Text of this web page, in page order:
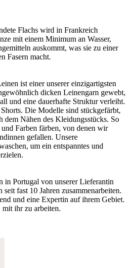
Flachs wird in Frankreich
mit einem Minimum an Wasser,
auskommt, was sie zu einer
Fasern macht.
ist einer unserer einzigartigsten
dicken Leinengarn gewebt,
und eine dauerhafte Struktur verleiht.
Die Modelle sind stückgefärbt,
dem Nähen des Kleidungsstücks. So
Farben färben, von denen wir
gefallen. Unsere
um ein entspanntes und
in Portugal von unserer Lieferantin
fast 10 Jahren zusammenarbeiten.
und eine Expertin auf ihrem Gebiet.
ihr zu arbeiten.